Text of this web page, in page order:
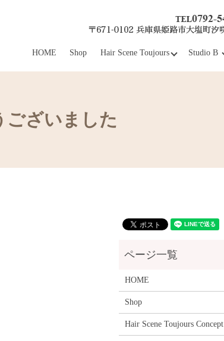
HOME Shop Hair Scene Toujours Studio B
ございました
HOME
Shop
Hair Scene Toujours Concept